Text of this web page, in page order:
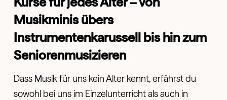
Musikminis übers
Instrumentenkarussell bis hin zum
Seniorenmusizieren
Dass Musik für uns kein Alter kennt, erfährst du
sowohl bei uns im Einzelunterricht als auch in